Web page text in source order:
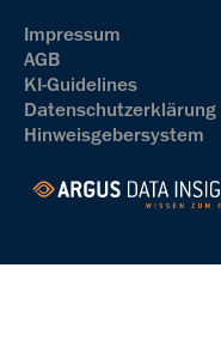
Impressum
AGB
KI-Guidelines
Datenschutzerklärung
Hinweisgebersystem